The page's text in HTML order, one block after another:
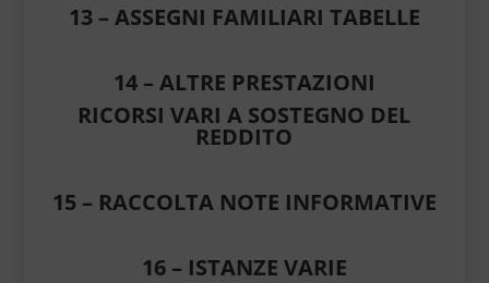
13 – ASSEGNI FAMILIARI TABELLE
14 – ALTRE PRESTAZIONI
RICORSI VARI A SOSTEGNO DEL
REDDITO
15 – RACCOLTA NOTE INFORMATIVE
16 – ISTANZE VARIE